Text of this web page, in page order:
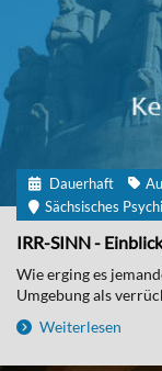
Dauerhaft
Sächsisches
IRR-SINN -
Wie erging es
Umgebung als
Weiterlesen